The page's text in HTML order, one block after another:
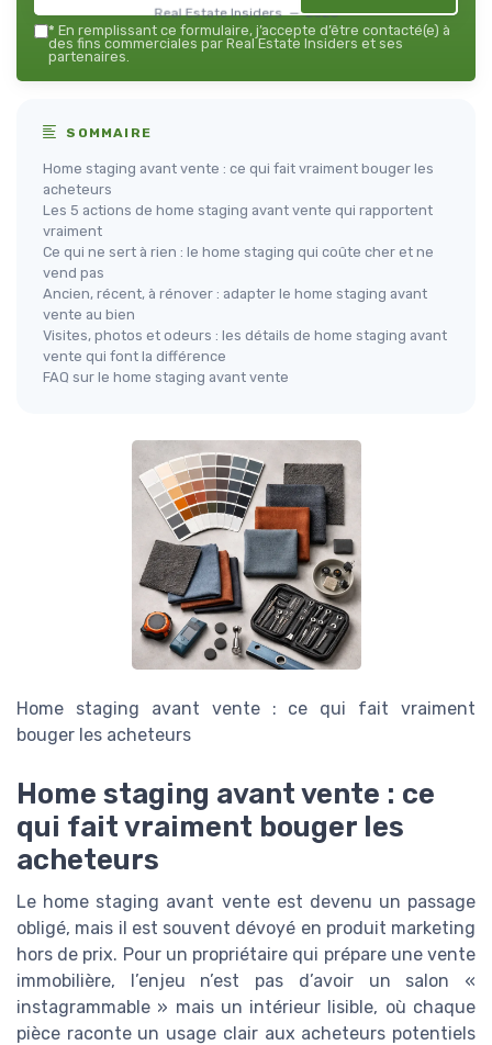
Real Estate Insiders — 2026
* En remplissant ce formulaire, j’accepte d’être contacté(e) à
des fins commerciales par Real Estate Insiders et ses
partenaires.
SOMMAIRE
Home staging avant vente : ce qui fait vraiment bouger les
acheteurs
Les 5 actions de home staging avant vente qui rapportent
vraiment
Ce qui ne sert à rien : le home staging qui coûte cher et ne
vend pas
Ancien, récent, à rénover : adapter le home staging avant
vente au bien
Visites, photos et odeurs : les détails de home staging avant
vente qui font la différence
FAQ sur le home staging avant vente
Home staging avant vente : ce qui fait vraiment
bouger les acheteurs
Home staging avant vente : ce
qui fait vraiment bouger les
acheteurs
Le home staging avant vente est devenu un passage
obligé, mais il est souvent dévoyé en produit marketing
hors de prix. Pour un propriétaire qui prépare une vente
immobilière, l’enjeu n’est pas d’avoir un salon «
instagrammable » mais un intérieur lisible, où chaque
pièce raconte un usage clair aux acheteurs potentiels